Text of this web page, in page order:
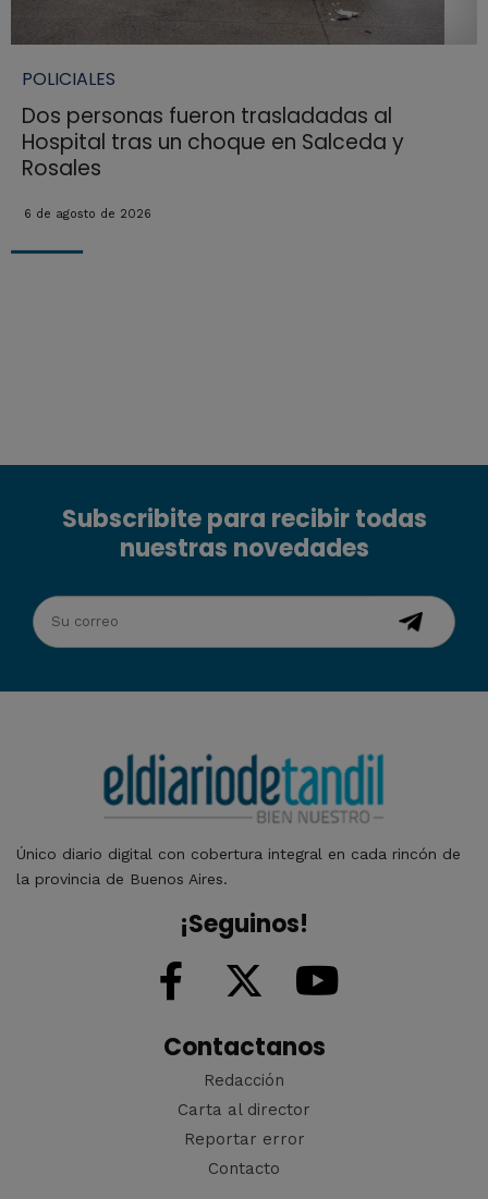
POLICIALES
Dos personas fueron trasladadas al
Hospital tras un choque en Salceda y
Rosales
6 de agosto de 2026
Subscribite para recibir todas
nuestras novedades
Único diario digital con cobertura integral en cada rincón de
la provincia de Buenos Aires.
¡Seguinos!
Contactanos
Redacción
Carta al director
Reportar error
Contacto